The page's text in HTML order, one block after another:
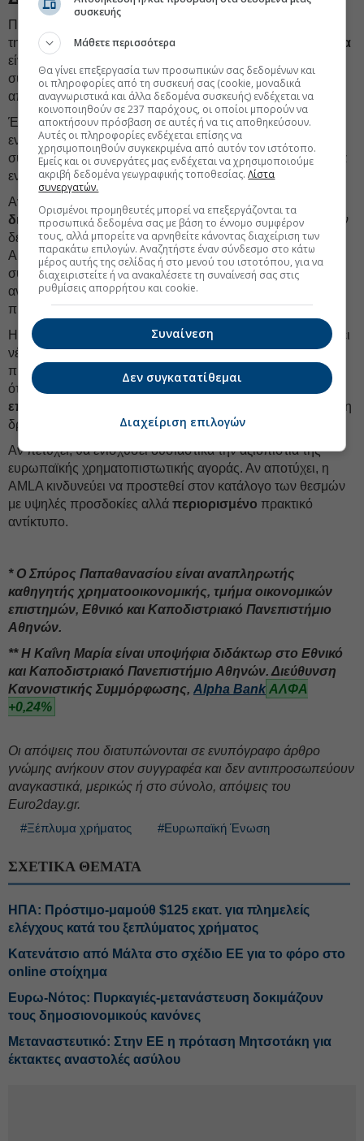
Παρά τη σαφή κατεύθυνση της μεταρρύθμισης, η επιτυχία
της δεν μπορεί να θεωρηθεί δεδομένη. Το
βασικό ερώτημα
είναι κατά πόσον η νέα αρχιτεκτονική θα καταφέρει να
συνδυάσει την εναρμόνιση με την αναλογικότητα και την
αποτελεσματικότητα.
Ένα πλαίσιο υπερβολικά άκαμπτο ή υπερβολικά τυπικό
ενδέχεται να ενισχύσει τη γραφειοκρατική και μόνο
συμμόρφωση χωρίς να βελτιώσει ουσιαστικά την ικανότητα
εντοπισμού και αποτροπής των σχετικών κινδύνων.
Αντιθέτως, ένα σύστημα που επενδύει στη διαφάνεια, στη
διαλειτουργικότητατων πληροφοριών, στην ποιότητα των
δεδομένων και στη συνεργασία μεταξύ των αρμόδιων
Αρχών, αλλά και μεταξύ των αρμόδιων λειτουργιών
συμμόρφωσης των εποπτευόμενων οντοτήτων, μπορεί να
αναβαθμίσει ουσιαστικά την ευρωπαϊκή ικανότητα
πρόληψης.
Η πραγματική πρόκληση για την AMLA δεν είναι να εκδώσει
νέες κατευθυντήριες γραμμές ούτε να δημιουργήσει
πρόσθετες διαδικασίες συμμόρφωσης. Είναι να αποδείξει
ότι η Ευρώπη μπορεί να λειτουργήσει ως
εποπτικός χώρος
απέναντι σε εγκληματικά δίκτυα που ήδη
δρουν χωρίς σύνορα.
Αν πετύχει, θα ενισχύσει ουσιαστικά την αξιοπιστία της
ευρωπαϊκής χρηματοπιστωτικής αγοράς. Αν αποτύχει, η
AMLA κινδυνεύει να προστεθεί στον κατάλογο των θεσμών
με υψηλές προσδοκίες αλλά περιορισμένο πρακτικό
αντίκτυπο.
* Ο Σπύρος Παπαθανασίου είναι αναπληρωτής
καθηγητής χρηματοοικονομικής, τμήμα οικονομικών
επιστημών, Εθνικό και Καποδιστριακό Πανεπιστήμιο
Αθηνών.
** Η Καΐνη Μαρία είναι υποψήφια διδάκτωρ στο Εθνικό
και Καποδιστριακό Πανεπιστήμιο Αθηνών. Διεύθυνση
Κανονιστικής Συμμόρφωσης, Alpha Bank ΑΛΦΑ
+0,24%
Oι απόψεις που διατυπώνονται σε ενυπόγραφο άρθρο
γνώμης ανήκουν στον συγγραφέα και δεν αντιπροσωπεύουν
αναγκαστικά, μερικώς ή στο σύνολο, απόψεις του
Euro2day.gr.
#Ξέπλυμα χρήματος
#Ευρωπαϊκή Ένωση
ΣΧΕΤΙΚΑ ΘΕΜΑΤΑ
ΗΠΑ: Πρόστιμο-μαμούθ $125 εκατ. για πλημελείς
ελέγχους κατά του ξεπλύματος χρήματος
Κατενάτσιο από Μάλτα στο σχέδιο ΕΕ για το φόρο στο
online στοίχημα
Ευρω-Νότος: Πυρκαγιές-μετανάστευση δοκιμάζουν
τους δημοσιονομικούς κανόνες
Μεταναστευτικό: Στην ΕΕ η πρόταση Μητσοτάκη για
έκτακτες αναστολές ασύλου
συσκευής
Μάθετε περισσότερα
Θα γίνει επεξεργασία των προσωπικών σας δεδομένων και
οι πληροφορίες από τη συσκευή σας (cookie, μοναδικά
αναγνωριστικά και άλλα δεδομένα συσκευής) ενδέχεται να
κοινοποιηθούν σε 237 παρόχους, οι οποίοι μπορούν να
αποκτήσουν πρόσβαση σε αυτές ή να τις αποθηκεύσουν.
Αυτές οι πληροφορίες ενδέχεται επίσης να
χρησιμοποιηθούν συγκεκριμένα από αυτόν τον ιστότοπο.
Εμείς και οι συνεργάτες μας ενδέχεται να χρησιμοποιούμε
ακριβή δεδομένα γεωγραφικής τοποθεσίας.Λίστα
συνεργατών.
Ορισμένοι προμηθευτές μπορεί να επεξεργάζονται τα
προσωπικά δεδομένα σας με βάση το έννομο συμφέρον
τους, αλλά μπορείτε να αρνηθείτε κάνοντας διαχείριση των
παρακάτω επιλογών. Αναζητήστε έναν σύνδεσμο στο κάτω
μέρος αυτής της σελίδας ή στο μενού του ιστοτόπου, για να
διαχειριστείτε ή να ανακαλέσετε τη συναίνεσή σας στις
ρυθμίσεις απορρήτου και cookie.
Συναίνεση
Δεν συγκατατίθεμαι
Διαχείριση επιλογών